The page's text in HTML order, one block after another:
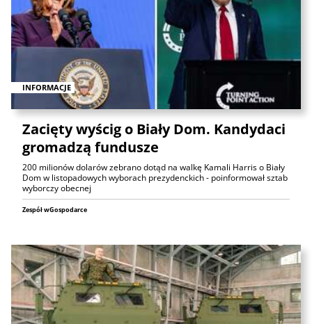
INFORMACJE
Zacięty wyścig o Biały Dom. Kandydaci
gromadzą fundusze
200 milionów dolarów zebrano dotąd na walkę Kamali Harris o Biały
Dom w listopadowych wyborach prezydenckich - poinformował sztab
wyborczy obecnej
Zespół wGospodarce